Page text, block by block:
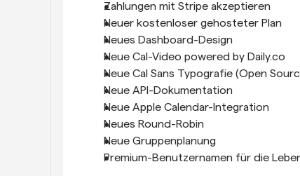
Zahlungen mit Stripe akzeptieren
Neuer kostenloser gehosteter Plan
Neues Dashboard-Design
Neue Cal-Video powered by Daily.co
Neue Cal Sans Typografie (Open
Neue API-Dokumentation
Neue Apple Calendar-Integration
Neues Round-Robin
Neue Gruppenplanung
Premium-Benutzernamen für die